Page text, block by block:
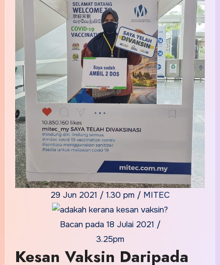
29 Jun 2021 / 1.30 pm / MITEC
Bacan pada 18 Julai 2021 /
3.25pm
Kesan Vaksin Daripada